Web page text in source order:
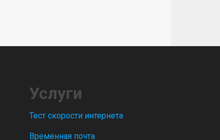
Услуги
Тест скорости интернета
Временная почта